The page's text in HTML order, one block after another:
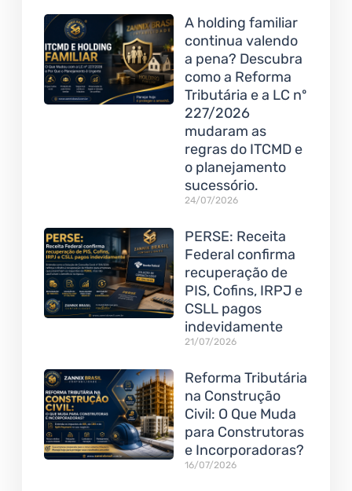
A holding familiar
continua valendo
a pena? Descubra
como a Reforma
Tributária e a LC nº
227/2026
mudaram as
regras do ITCMD e
o planejamento
sucessório.
24/07/2026
PERSE: Receita
Federal confirma
recuperação de
PIS, Cofins, IRPJ e
CSLL pagos
indevidamente
21/07/2026
Reforma Tributária
na Construção
Civil: O Que Muda
para Construtoras
e Incorporadoras?
16/07/2026